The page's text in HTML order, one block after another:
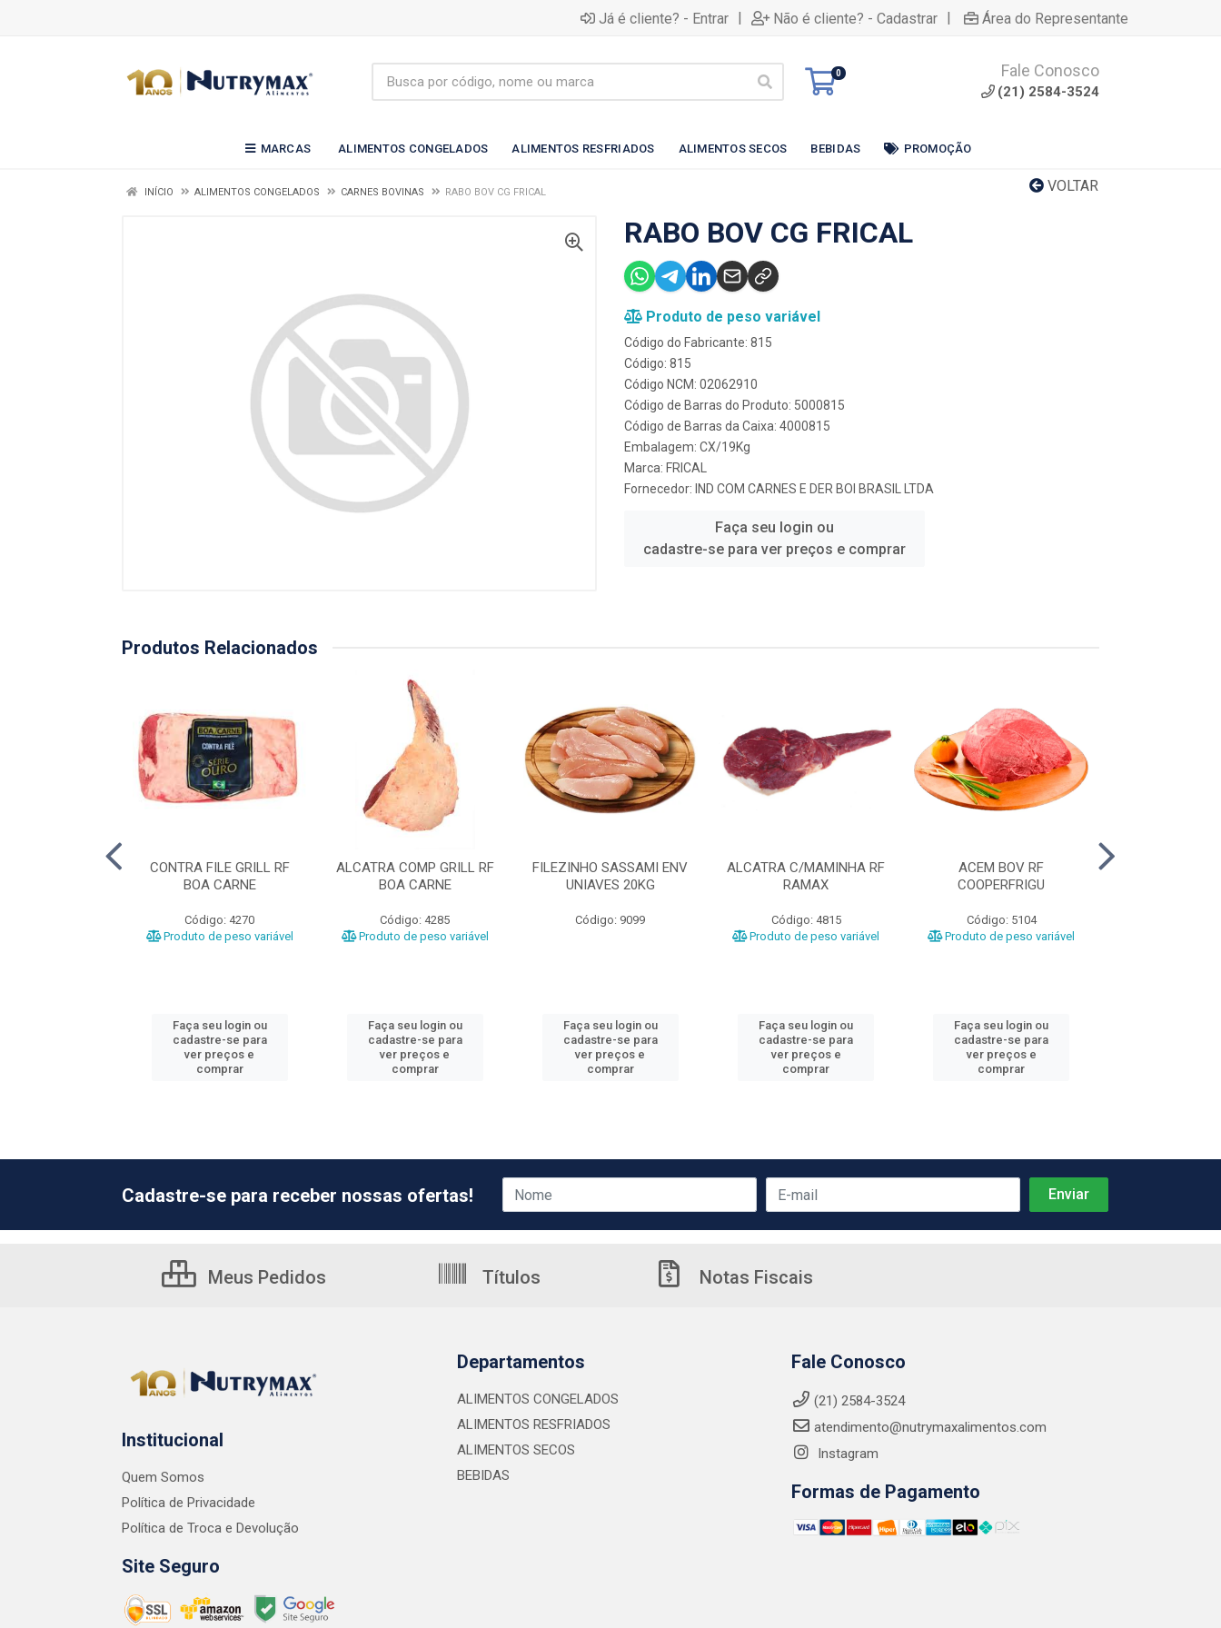
Já é cliente? - Entrar | Não é cliente? - Cadastrar | Área do Representante
0 Fale Conosco
(21) 2584-3524
MARCAS ALIMENTOS CONGELADOS ALIMENTOS RESFRIADOS ALIMENTOS SECOS BEBIDAS PROMOÇÃO
VOLTAR
INÍCIO ALIMENTOS CONGELADOS CARNES BOVINAS RABO BOV CG FRICAL
RABO BOV CG FRICAL
Produto de peso variável
Código do Fabricante: 815
Código: 815
Código NCM: 02062910
Código de Barras do Produto: 5000815
Código de Barras da Caixa: 4000815
Embalagem: CX/19Kg
Marca: FRICAL
Fornecedor: IND COM CARNES E DER BOI BRASIL LTDA
Faça seu login ou
cadastre-se para ver preços e comprar
Produtos Relacionados
CONTRA FILE GRILL RF
BOA CARNE
Código: 4270
Produto de peso variável
Faça seu login ou
cadastre-se para
ver preços e
comprar
ALCATRA COMP GRILL RF
BOA CARNE
Código: 4285
Produto de peso variável
Faça seu login ou
cadastre-se para
ver preços e
comprar
FILEZINHO SASSAMI ENV
UNIAVES 20KG
Código: 9099
Faça seu login ou
cadastre-se para
ver preços e
comprar
ALCATRA C/MAMINHA RF
RAMAX
Código: 4815
Produto de peso variável
Faça seu login ou
cadastre-se para
ver preços e
comprar
ACEM BOV RF
COOPERFRIGU
Código: 5104
Produto de peso variável
Faça seu login ou
cadastre-se para
ver preços e
comprar
Cadastre-se para receber nossas ofertas!
Meus Pedidos Títulos Notas Fiscais
Institucional
Quem Somos
Política de Privacidade
Política de Troca e Devolução
Site Seguro
Departamentos
ALIMENTOS CONGELADOS
ALIMENTOS RESFRIADOS
ALIMENTOS SECOS
BEBIDAS
Fale Conosco
(21) 2584-3524
atendimento@nutrymaxalimentos.com
Instagram
Formas de Pagamento